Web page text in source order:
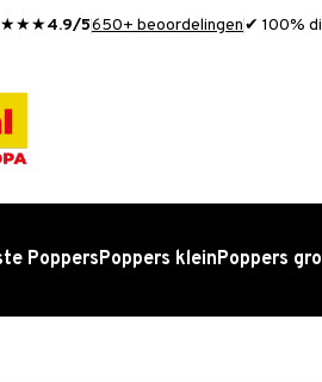
4.9/5650+ beoordelingen✔ 100%
PoppersPoppers kleinPoppers